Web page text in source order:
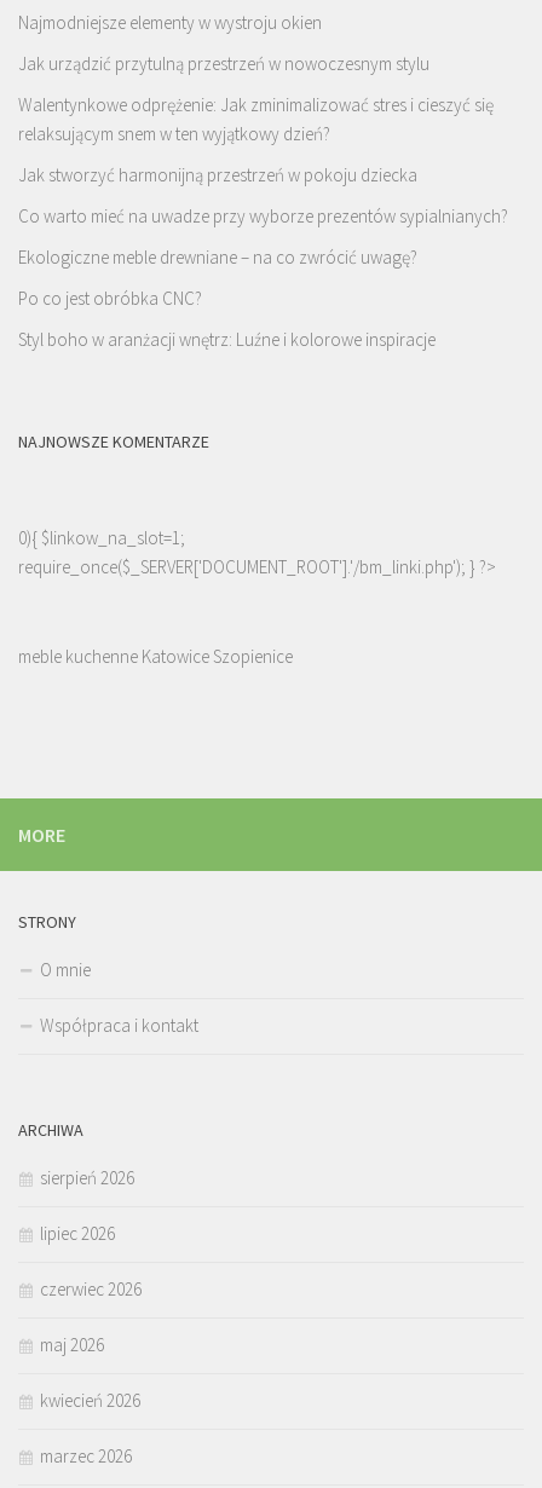
Najmodniejsze elementy w wystroju okien
Jak urządzić przytulną przestrzeń w nowoczesnym stylu
Walentynkowe odprężenie: Jak zminimalizować stres i cieszyć się
relaksującym snem w ten wyjątkowy dzień?
Jak stworzyć harmonijną przestrzeń w pokoju dziecka
Co warto mieć na uwadze przy wyborze prezentów sypialnianych?
Ekologiczne meble drewniane – na co zwrócić uwagę?
Po co jest obróbka CNC?
Styl boho w aranżacji wnętrz: Luźne i kolorowe inspiracje
NAJNOWSZE KOMENTARZE
0){ $linkow_na_slot=1;
require_once($_SERVER['DOCUMENT_ROOT'].'/bm_linki.php'); } ?>
meble kuchenne Katowice Szopienice
MORE
STRONY
O mnie
Współpraca i kontakt
ARCHIWA
sierpień 2026
lipiec 2026
czerwiec 2026
maj 2026
kwiecień 2026
marzec 2026